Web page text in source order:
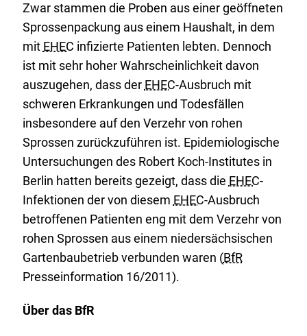
Zwar stammen die Proben aus einer geöffneten
Sprossenpackung aus einem Haushalt, in dem
mit EHEC infizierte Patienten lebten. Dennoch
ist mit sehr hoher Wahrscheinlichkeit davon
auszugehen, dass der EHEC-Ausbruch mit
schweren Erkrankungen und Todesfällen
insbesondere auf den Verzehr von rohen
Sprossen zurückzuführen ist. Epidemiologische
Untersuchungen des Robert Koch-Institutes in
Berlin hatten bereits gezeigt, dass die EHEC-
Infektionen der von diesem EHEC-Ausbruch
betroffenen Patienten eng mit dem Verzehr von
rohen Sprossen aus einem niedersächsischen
Gartenbaubetrieb verbunden waren (BfR
Presseinformation 16/2011).
Über das BfR